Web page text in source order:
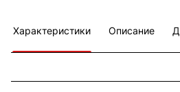
Характеристики Описание